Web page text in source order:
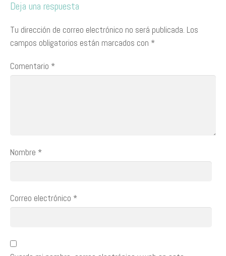
Deja una respuesta
Tu dirección de correo electrónico no será publicada. Los
campos obligatorios están marcados con *
Comentario *
Nombre *
Correo electrónico *